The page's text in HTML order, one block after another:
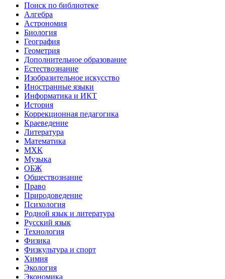
Поиск по библиотеке
Алгебра
Астрономия
Биология
География
Геометрия
Дополнительное образование
Естествознание
Изобразительное искусство
Иностранные языки
Информатика и ИКТ
История
Коррекционная педагогика
Краеведение
Литература
Математика
МХК
Музыка
ОБЖ
Обществознание
Право
Природоведение
Психология
Родной язык и литература
Русский язык
Технология
Физика
Физкультура и спорт
Химия
Экология
Экономика